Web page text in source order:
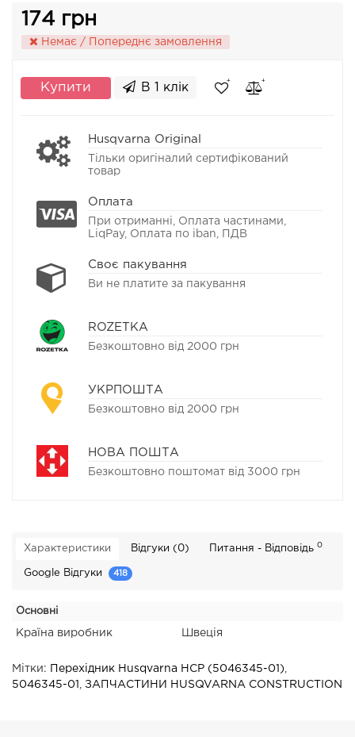
174 грн
Немає / Попереднє замовлення
Купити В 1 клік
Husqvarna Original
Тільки оригіналий сертифікований
товар
Оплата
При отриманні, Оплата частинами,
LiqPay, Оплата по iban, ПДВ
Своє пакування
Ви не платите за пакування
ROZETKA
Безкоштовно від 2000 грн
УКРПОШТА
Безкоштовно від 2000 грн
НОВА ПОШТА
Безкоштовно поштомат від 3000 грн
Характеристики Відгуки (0) Питання - Відповідь 0
Google Відгуки 418
Основні
Країна виробник Швеція
Мітки: Перехідник Husqvarna HCP (5046345-01)
5046345-01
ЗАПЧАСТИНИ HUSQVARNA CONSTRUCTION